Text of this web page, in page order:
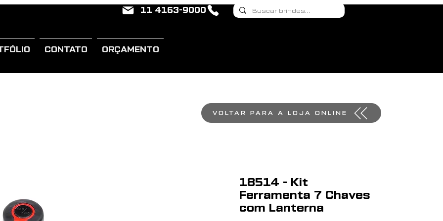
11 4163-9000
CONTATO ORÇAMENTO
18514 - Kit
Ferramenta 7 Chaves
com Lanterna
VOLTAR PARA A LOJA ONLINE